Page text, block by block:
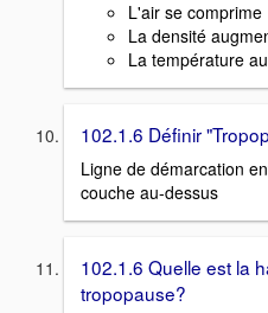
L'air se comprime
La densité
La température
102.1.6 Définir
Ligne de démarcation
couche au-dessus
102.1.6 Quelle est la
tropopause?